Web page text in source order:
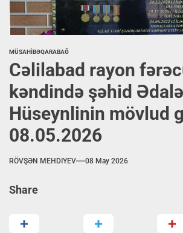
MÜSAHİBƏQARABAĞ
Cəlilabad rayon
kəndində şəhid
Hüseynlinin mövlud
08.05.2026
RÖVŞƏN MEHDIYEV 08 May 2026
Share